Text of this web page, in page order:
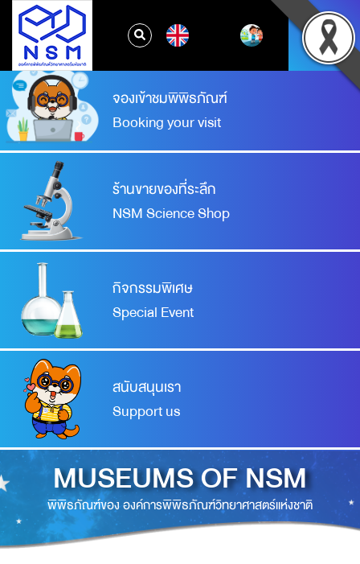
จองเข้าชมพิพิธภัณฑ์
Booking your visit
ร้านขายของที่ระลึก
NSM Science Shop
กิจกรรมพิเศษ
Special Event
สนับสนุนเรา
Support us
MUSEUMS OF NSM
พิพิธภัณฑ์ของ องค์การพิพิธภัณฑ์วิทยาศาสตร์แห่งชาติ